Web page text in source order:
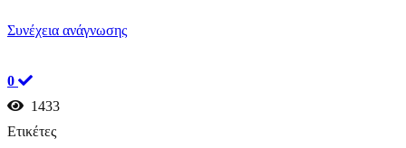
Συνέχεια ανάγνωσης
0
1433
Ετικέτες